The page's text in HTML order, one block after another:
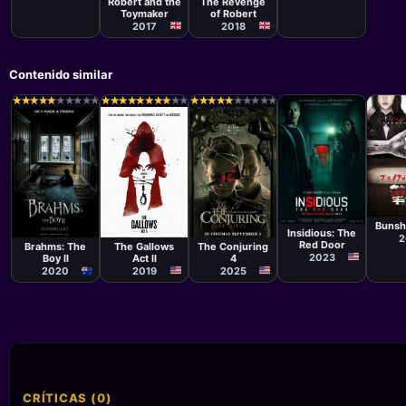
Toymaker
2017
of Robert
2018
Contenido similar
★
★★
★★
★★
★★
★★
★★
★★
★★
★★
★
Película
William Brent
Bell
Brahms: The
Boy II
2020
★
★★
★★
★★
★★
★★
★★
★★
★★
★★
★
Película
Chris Lofing,
Travis Cluff
The Gallows
Act II
2019
★
★★
★★
★★
★★
★★
★★
★★
★★
★★
★
Película
Michael
Chaves
The Conjuring
4
2025
Película
Patrick Wilson
Insidious: The
Red Door
2023
ki
CRÍTICAS (0)